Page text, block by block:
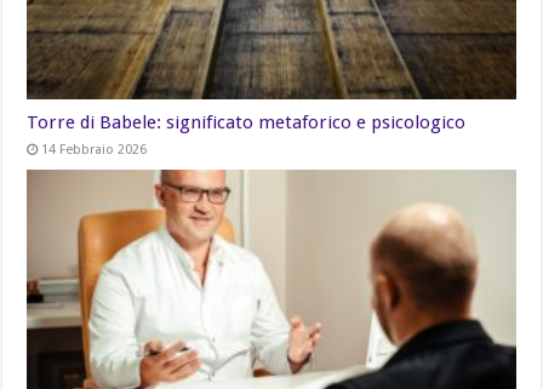
Torre di Babele: significato metaforico e psicologico
14 Febbraio 2026